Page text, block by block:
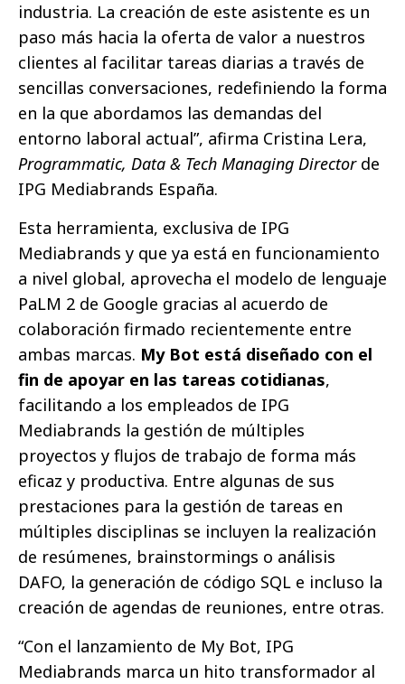
industria. La creación de este asistente es un
paso más hacia la oferta de valor a nuestros
clientes al facilitar tareas diarias a través de
sencillas conversaciones, redefiniendo la forma
en la que abordamos las demandas del
entorno laboral actual”, afirma Cristina Lera,
Programmatic, Data & Tech Managing Director de
IPG Mediabrands España.
Esta herramienta, exclusiva de IPG
Mediabrands y que ya está en funcionamiento
a nivel global, aprovecha el modelo de lenguaje
PaLM 2 de Google gracias al acuerdo de
colaboración firmado recientemente entre
ambas marcas. My Bot está diseñado con el
fin de apoyar en las tareas cotidianas,
facilitando a los empleados de IPG
Mediabrands la gestión de múltiples
proyectos y flujos de trabajo de forma más
eficaz y productiva. Entre algunas de sus
prestaciones para la gestión de tareas en
múltiples disciplinas se incluyen la realización
de resúmenes, brainstormings o análisis
DAFO, la generación de código SQL e incluso la
creación de agendas de reuniones, entre otras.
“Con el lanzamiento de My Bot, IPG
Mediabrands marca un hito transformador al